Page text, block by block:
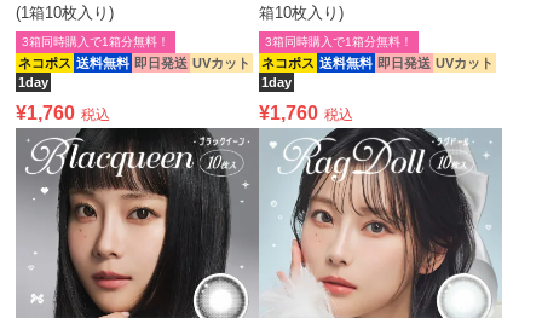
(1箱10枚入り)
ネコポス 送料無料 即日発送 UVカット
1day
3箱同時購入で1箱分無料！
¥1,760 税込
箱10枚入り)
ネコポス 送料無料 即日発送 UVカット
1day
3箱同時購入で1箱分無料！
¥1,760 税込